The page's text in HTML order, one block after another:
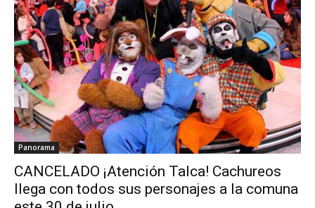
Panorama
CANCELADO ¡Atención Talca! Cachureos
llega con todos sus personajes a la comuna